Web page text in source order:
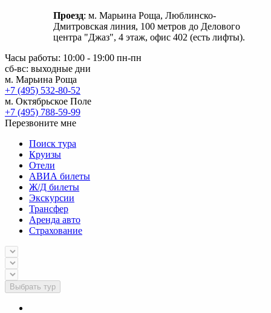
Проезд: м. Марьина Роща, Люблинско-
Дмитровская линия, 100 метров до Делового
центра "Джаз", 4 этаж, офис 402 (есть лифты).
Часы работы: 10:00 - 19:00 пн-пн
сб-вс: выходные дни
м. Марьина Роща
+7 (495) 532-80-52
м. Октябрьское Поле
+7 (495) 788-59-99
Перезвоните мне
Поиск тура
Круизы
Отели
АВИА билеты
Ж/Д билеты
Экскурсии
Трансфер
Аренда авто
Страхование
Выбрать тур